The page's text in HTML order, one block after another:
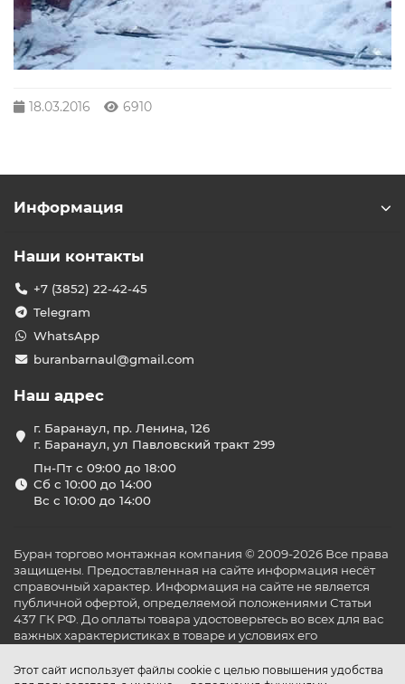
18.03.2016 6910
Этот сайт использует файлы cookie с целью повышения удобства
Информация
Наши контакты
+7 (3852) 22-42-45
Telegram
WhatsApp
buranbarnaul@gmail.com
Наш адрес
г. Баранаул, пр. Ленина, 126
г. Баранаул, ул Павловский тракт 299
Пн-Пт с 09:00 до 18:00
Сб с 10:00 до 14:00
Вс с 10:00 до 14:00
Буран торгово монтажная компания © 2009-2026 Все права
защищены. Предоставленная на сайте информация несёт
справочный характер. Информация на сайте не является
публичной офертой, определяемой положениями Статьи
437 ГК РФ. До оплаты товара удостоверьтесь во всех для вас
важных характеристиках в товаре и условиях его